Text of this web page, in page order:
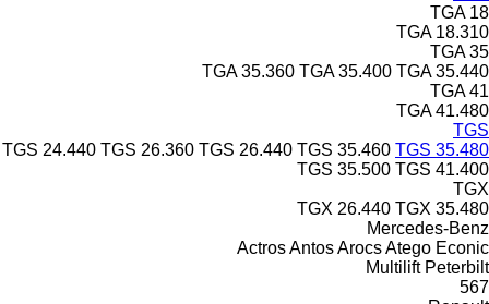
TGA 18
TGA 18.310
TGA 35
TGA 35.360 TGA 35.400 TGA 35.440
TGA 41
TGA 41.480
TGS
TGS 24.440 TGS 26.360 TGS 26.440 TGS 35.460 TGS 35.480
TGS 35.500 TGS 41.400
TGX
TGX 26.440 TGX 35.480
Mercedes-Benz
ActrosAntosArocsAtego Econic
Multilift Peterbilt
567